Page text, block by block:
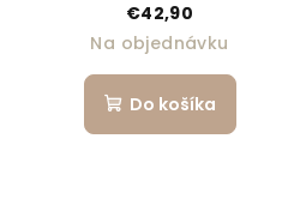
€42,90
Na objednávku
Do košíka